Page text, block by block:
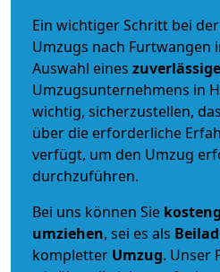
Ein wichtiger Schritt bei
Umzugs nach Furtwangen
Auswahl eines
Umzugsunternehmens in
wichtig, sicherzustellen,
über die erforderliche
verfügt, um den Umzug
durchzuführen.
Bei uns können Sie
umziehen, sei es als
kompletter Umzug. Unser